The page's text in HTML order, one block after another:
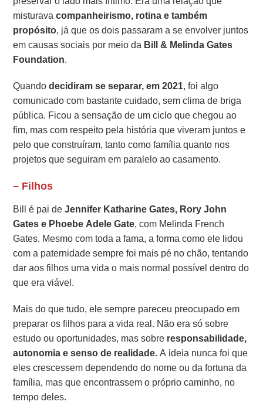
misturavacompanheirismo, rotina e também
propósito, já que os dois passaram a se envolver juntos
em causas sociais por meio da Bill & Melinda Gates
Foundation.
Quandodecidiram se separar, em 2021, foi algo
comunicado com bastante cuidado, sem clima de briga
pública. Ficou a sensação de um ciclo que chegou ao
fim, mas com respeito pela história que viveram juntos e
pelo que construíram, tanto como família quanto nos
projetos que seguiram em paralelo ao casamento.
– Filhos
Bill é pai deJennifer Katharine Gates, Rory John
Gates e Phoebe Adele Gate, com Melinda French
Gates. Mesmo com toda a fama, a forma como ele lidou
com a paternidade sempre foi mais pé no chão, tentando
dar aos filhos uma vida o mais normal possível dentro do
que era viável.
Mais do que tudo, ele sempre pareceu preocupado em
preparar os filhos para a vida real. Não era só sobre
estudo ou oportunidades, mas sobre responsabilidade,
autonomia e senso de realidade.A ideia nunca foi que
eles crescessem dependendo do nome ou da fortuna da
família, mas que encontrassem o próprio caminho, no
tempo deles.